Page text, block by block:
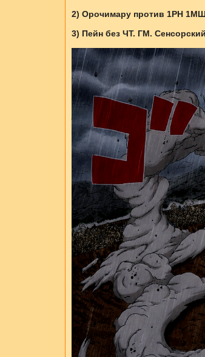
2) Орочимару против 1РН
3) Пейн без ЧТ. ГМ.